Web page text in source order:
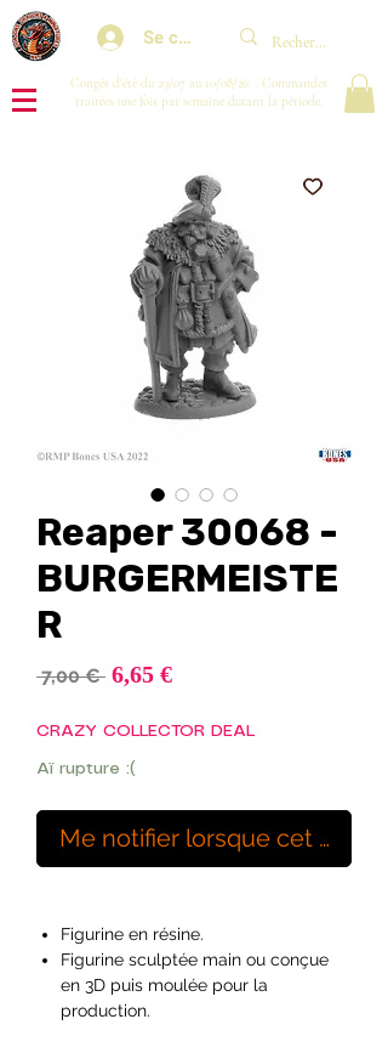
Se connecter
Congés d'été du 29/07 au 10/08/26 : Commandes
traitées une fois par semaine durant la période.
Reaper 30068 -
BURGERMEISTE
R
7,00 € Prix
6,65 €Prix
CRAZY COLLECTOR DEAL
Aï rupture :(
Me notifier lorsque cet
Figurine en résine.
Figurine sculptée main ou conçue
en 3D puis moulée pour la
production.